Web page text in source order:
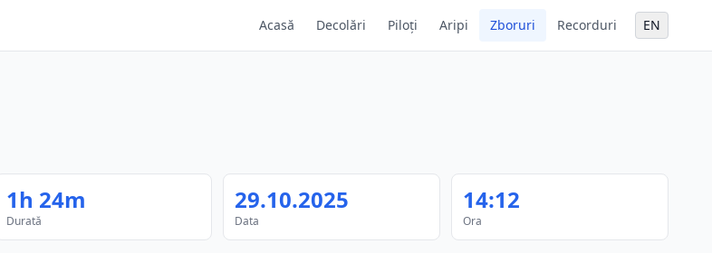
Acasă Decolări Piloți Aripi Zboruri Recorduri EN
1h 24m
Durată
29.10.2025
Data
14:12
Ora